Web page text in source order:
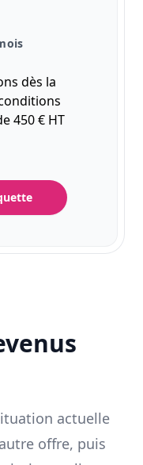
dès la
450 € HT
actuelle
offre, puis